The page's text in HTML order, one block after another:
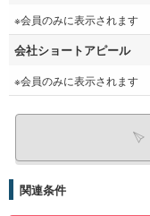
※会員のみに表示されます
会社ショートアピール
※会員のみに表示されます
関連条件